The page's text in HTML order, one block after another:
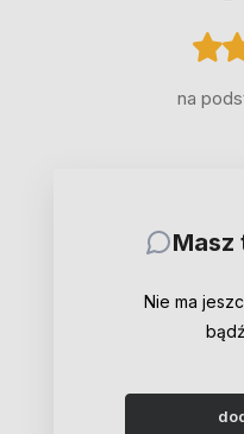
na
Masz
Nie ma